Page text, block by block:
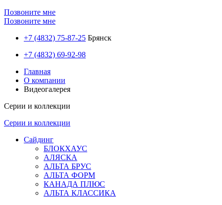
Позвоните мне
Позвоните мне
+7 (4832) 75-87-25 Брянск
+7 (4832) 69-92-98
Главная
О компании
Видеогалерея
Серии и коллекции
Серии и коллекции
Сайдинг
БЛОКХАУС
АЛЯСКА
АЛЬТА БРУС
АЛЬТА ФОРМ
КАНАДА ПЛЮС
АЛЬТА КЛАССИКА